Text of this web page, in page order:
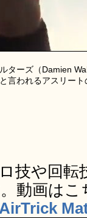
ターズ（Damien
言われるアスリー
技や回転
動画はこ